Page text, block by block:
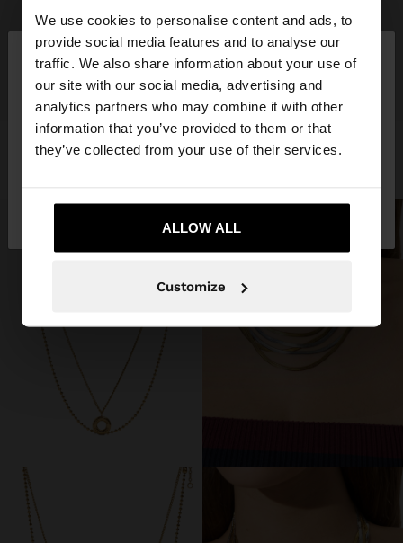
We use cookies to personalise content and ads, to
provide social media features and to analyse our
traffic. We also share information about your use of
our site with our social media, advertising and
analytics partners who may combine it with other
information that you’ve provided to them or that
they’ve collected from your use of their services.
ALLOW ALL
Customize
bună ziua ×
Accesați site-ul din Romania. Doriți să parcurgeți
site-ul nostru din United States?
109.90 LEI
119.90 LEI